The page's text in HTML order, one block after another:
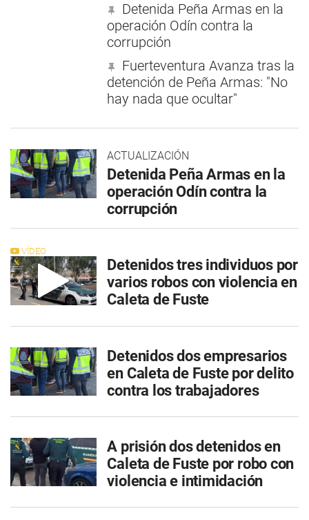
Detenida Peña Armas en la
operación Odín contra la
corrupción
Fuerteventura Avanza tras la
detención de Peña Armas: "No
hay nada que ocultar"
ACTUALIZACIÓN
Detenida Peña Armas en la
operación Odín contra la
corrupción
VÍDEO
Detenidos tres individuos por
varios robos con violencia en
Caleta de Fuste
Detenidos dos empresarios
en Caleta de Fuste por delito
contra los trabajadores
A prisión dos detenidos en
Caleta de Fuste por robo con
violencia e intimidación